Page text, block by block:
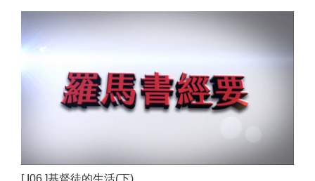
[ I06 ]基督徒的生活(下)